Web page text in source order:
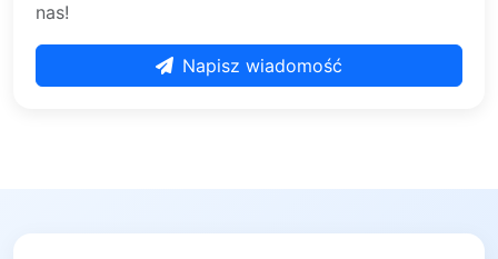
nas!
Napisz wiadomość